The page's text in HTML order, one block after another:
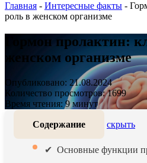
Главная - Интересные факты -
роль в женском организме
Гормон пролактин:
женском организме
Опубликовано: 21.08.2024
Количество просмотров: 1699
Время чтения: 9 минут
Содержание скрыть
Основные функции